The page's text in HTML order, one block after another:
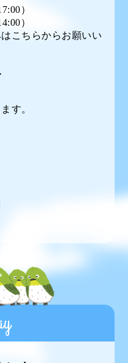
）
）
こちらからお願いい
す。